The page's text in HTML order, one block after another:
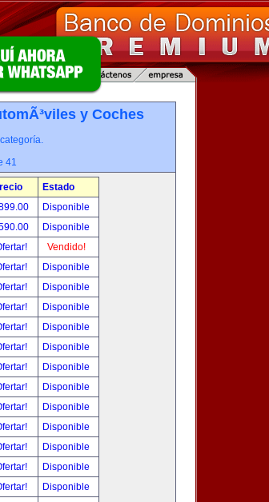
y Coches
41
Estado
Disponible
Disponible
Vendido!
Disponible
Disponible
Disponible
Disponible
Disponible
Disponible
Disponible
Disponible
Disponible
Disponible
Disponible
Disponible